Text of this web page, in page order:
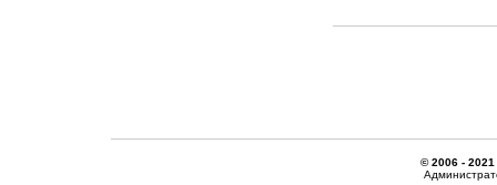
© 2006 - 2021